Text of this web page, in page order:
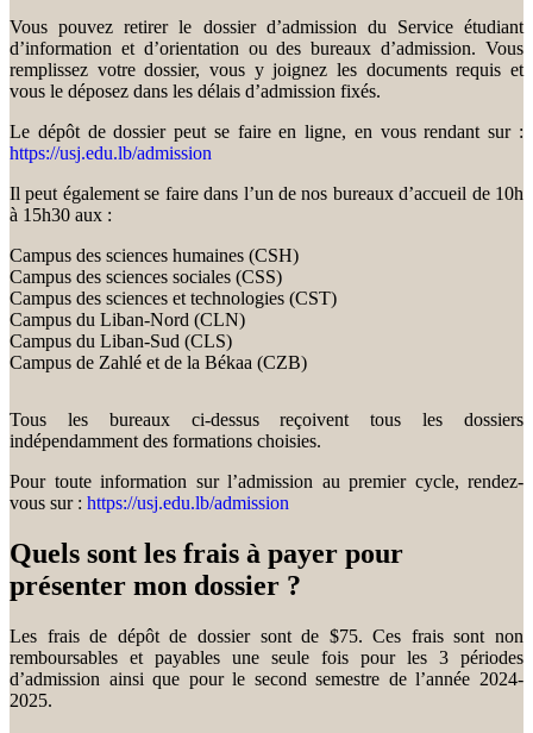
Vous pouvez retirer le dossier d’admission du Service étudiant
d’information et d’orientation ou des bureaux d’admission. Vous
remplissez votre dossier, vous y joignez les documents requis et
vous le déposez dans les délais d’admission fixés.
Le dépôt de dossier peut se faire en ligne, en vous rendant sur :
https://usj.edu.lb/admission
Il peut également se faire dans l’un de nos bureaux d’accueil de 10h
à 15h30 aux :
Campus des sciences humaines (CSH)
Campus des sciences sociales (CSS)
Campus des sciences et technologies (CST)
Campus du Liban-Nord (CLN)
Campus du Liban-Sud (CLS)
Campus de Zahlé et de la Békaa (CZB)
Tous les bureaux ci-dessus reçoivent tous les dossiers
indépendamment des formations choisies.
Pour toute information sur l’admission au premier cycle, rendez-
vous sur : https://usj.edu.lb/admission
Quels sont les frais à payer pour
présenter mon dossier ?
Les frais de dépôt de dossier sont de $75. Ces frais sont non
remboursables et payables une seule fois pour les 3 périodes
d’admission ainsi que pour le second semestre de l’année 2024-
2025.